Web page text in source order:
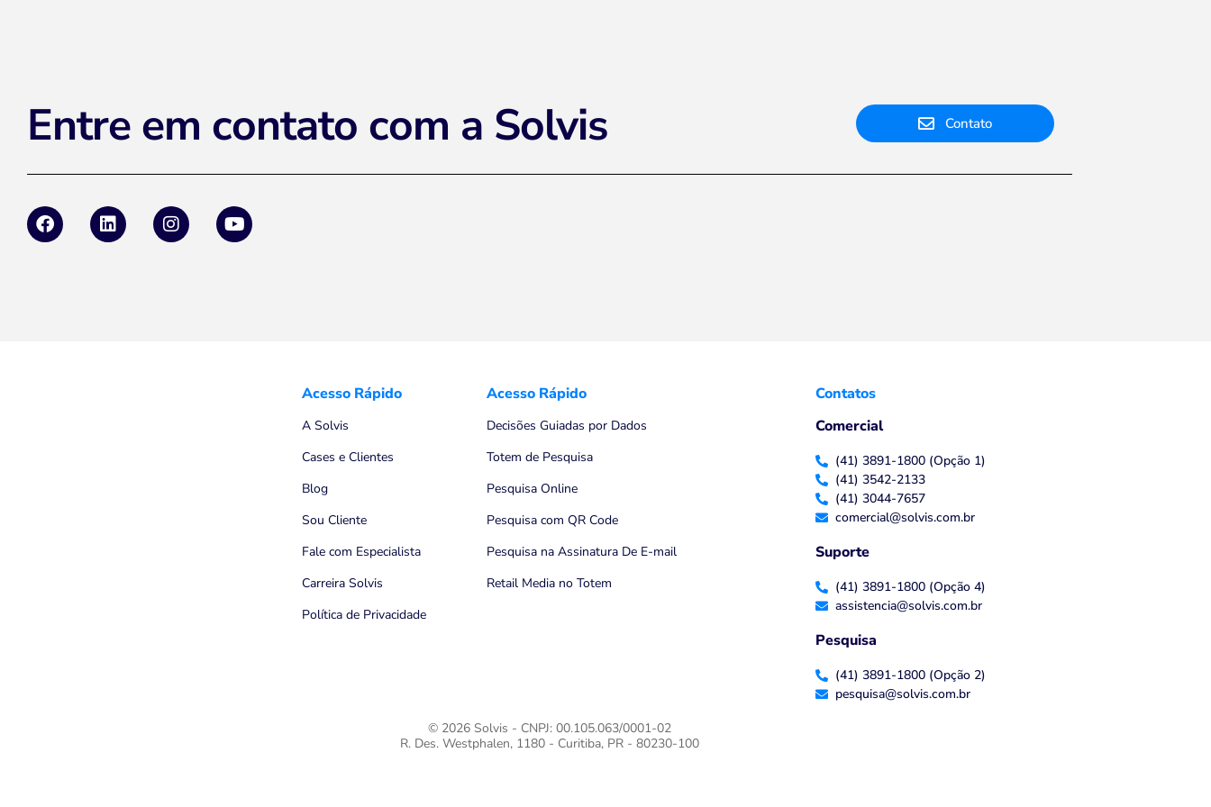
Entre em contato com a Solvis Contato
Acesso Rápido
A Solvis
Cases e Clientes
Blog
Sou Cliente
Fale com Especialista
Carreira Solvis
Política de Privacidade
Acesso Rápido
Decisões Guiadas por Dados
Totem de Pesquisa
Pesquisa Online
Pesquisa com QR Code
Pesquisa na Assinatura De E-mail
Retail Media no Totem
Contatos
Comercial
(41) 3891-1800 (Opção 1)
(41) 3542-2133
(41) 3044-7657
comercial@solvis.com.br
Suporte
(41) 3891-1800 (Opção 4)
assistencia@solvis.com.br
Pesquisa
(41) 3891-1800 (Opção 2)
pesquisa@solvis.com.br
© 2026 Solvis - CNPJ: 00.105.063/0001-02
R. Des. Westphalen, 1180 - Curitiba, PR - 80230-100